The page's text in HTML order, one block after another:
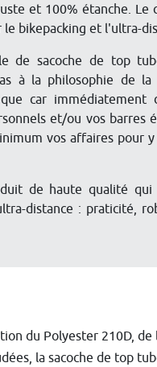
et 100% étanche. Le
le bikepacking et l'ultra-
de sacoche de top
à la philosophie de
car immédiatement
et/ou vos barres
vos affaires pour
de haute qualité
distance : praticité,
du Polyester 210D,
la sacoche de top